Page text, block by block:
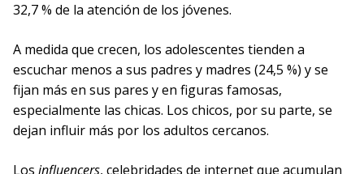
32,7 % de la atención de los jóvenes.
A medida que crecen, los adolescentes tienden a
escuchar menos a sus padres y madres (24,5 %) y se
fijan más en sus pares y en figuras famosas,
especialmente las chicas. Los chicos, por su parte, se
dejan influir más por los adultos cercanos.
Los influencers, celebridades de internet que acumulan